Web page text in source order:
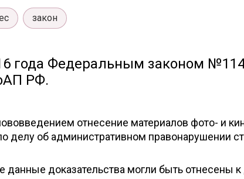
закон
года Федеральным законом
РФ.
отнесение материалов фото- и
делу об административном правонарушении
данные доказательства могли быть отнесены